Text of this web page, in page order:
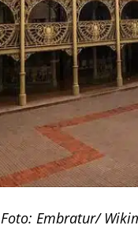
Foto: Embratur/